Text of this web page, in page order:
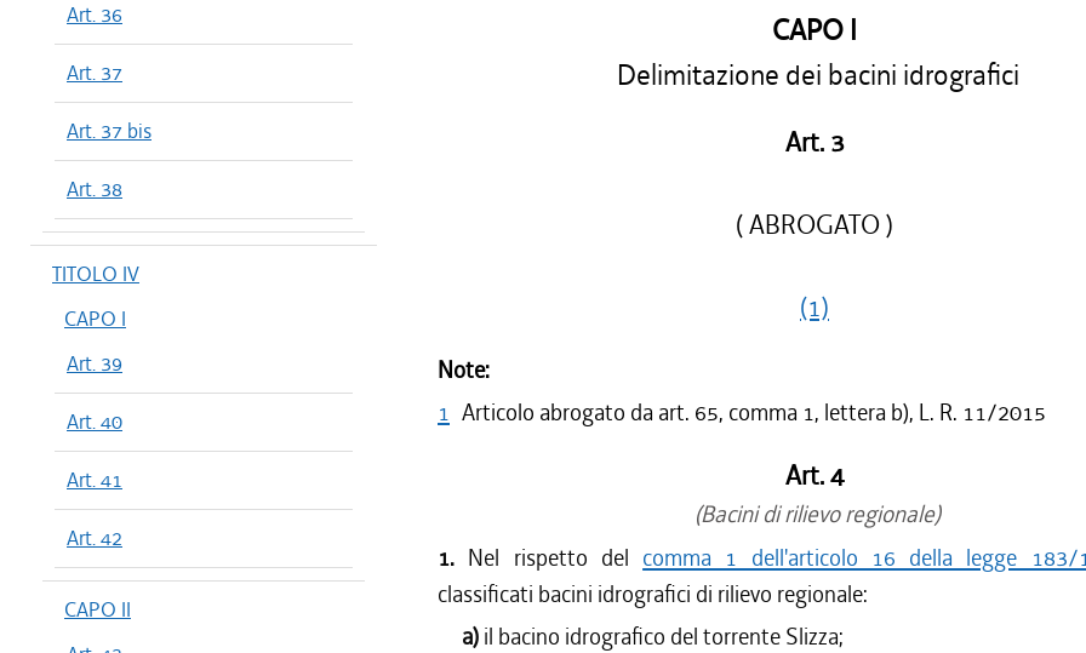
Art. 36
Art. 37
Art. 37 bis
Art. 38
TITOLO IV
CAPO I
Art. 39
Art. 40
Art. 41
Art. 42
CAPO II
CAPO I
Delimitazione dei bacini idrografici
Art. 3
( ABROGATO )
(1)
Note:
1 Articolo abrogato da art. 65, comma 1, lettera b), L. R. 11/2015
Art. 4
(Bacini di rilievo regionale)
1. Nel rispetto del comma 1 dell'articolo 16 della legge 183/
classificati bacini idrografici di rilievo regionale:
a) il bacino idrografico del torrente Slizza;